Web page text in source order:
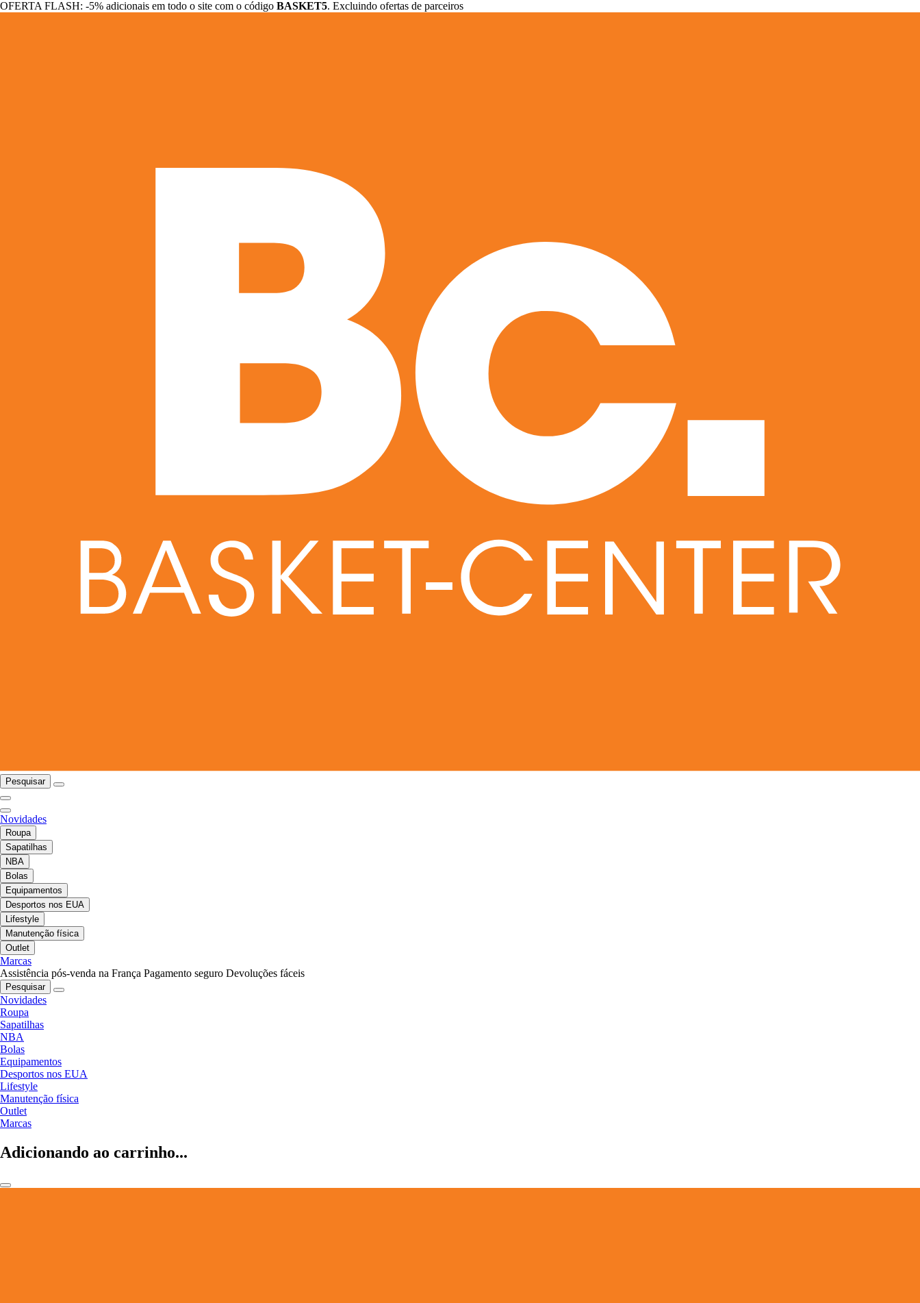
OFERTA FLASH: -5% adicionais em todo o site com o código BASKET5. Excluindo ofertas de parceiros
Pesquisar
Novidades
Roupa
Sapatilhas
NBA
Bolas
Equipamentos
Desportos nos EUA
Lifestyle
Manutenção física
Outlet
Marcas
Assistência pós-venda na França Pagamento seguro Devoluções fáceis
Pesquisar
Novidades
Roupa
Sapatilhas
NBA
Bolas
Equipamentos
Desportos nos EUA
Lifestyle
Manutenção física
Outlet
Marcas
Adicionando ao carrinho...